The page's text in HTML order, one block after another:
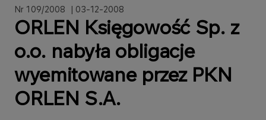
Nr 109/2008 | 03-12-2008
ORLEN Księgowość Sp. z
o.o. nabyła obligacje
wyemitowane przez PKN
ORLEN S.A.